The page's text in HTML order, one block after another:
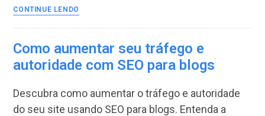
CONTINUE LENDO
aplicar
melhores
práticas
de
ao
escrever
Como aumentar seu tráfego e
autoridade com SEO para blogs
Descubra como aumentar o tráfego e autoridade
do seu site usando SEO para blogs. Entenda a